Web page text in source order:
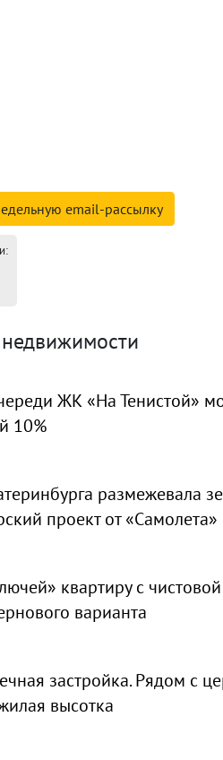
email-рассылку
ЖК «На Тенистой»
10%
размежевала
проект от «Самолета»
квартиру с
варианта
застройка. Рядом с
высотка